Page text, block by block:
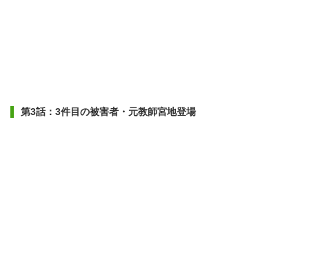
第3話：3件目の被害者・元教師宮地登場